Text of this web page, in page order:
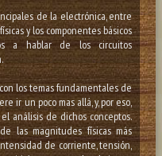
de la electrónica, entre
y los componentes básicos
a hablar de los circuitos
los temas fundamentales de
ir un poco mas allá, y, por eso,
análisis de dichos conceptos.
las magnitudes físicas más
de corriente, tensión,